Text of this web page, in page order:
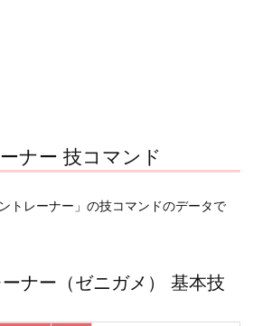
ナー 技コマンド
トレーナー」の技コマンドのデータで
ナー（ゼニガメ） 基本技